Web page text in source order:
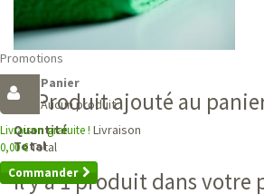
Promotions
Panier
Aucun produit
Livraison gratuite ! Livraison
0,00 €Total
Commander
Produit ajouté au
Quantité
Total
Il y a 1 produit dans votre